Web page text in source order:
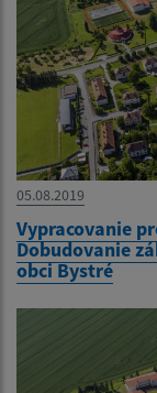
05.08.2019
Vypracovanie
Dobudovanie
obci Bystré